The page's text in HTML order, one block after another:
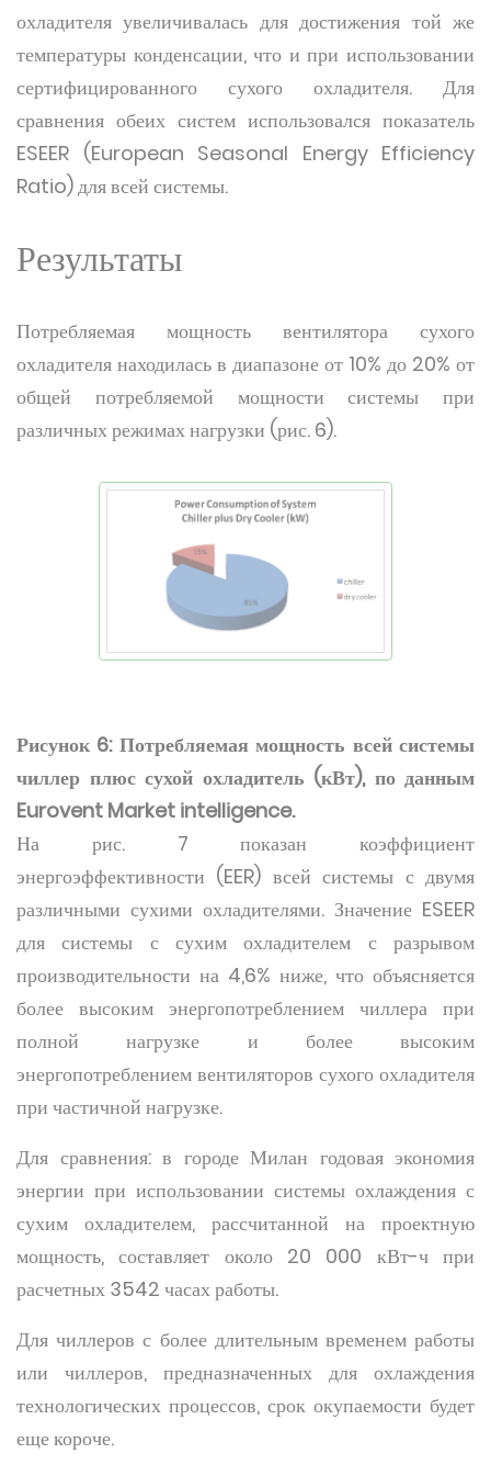
охладителя увеличивалась для достижения той же
температуры конденсации, что и при использовании
сертифицированного сухого охладителя. Для
сравнения обеих систем использовался показатель
ESEER (European Seasonal Energy Efficiency
Ratio) для всей системы.
Результаты
Потребляемая мощность вентилятора сухого
охладителя находилась в диапазоне от 10% до 20% от
общей потребляемой мощности системы при
различных режимах нагрузки (рис. 6).
Рисунок 6: Потребляемая мощность всей системы
чиллер плюс сухой охладитель (кВт), по данным
Eurovent Market intelligence.
На рис. 7 показан коэффициент
энергоэффективности (EER) всей системы с двумя
различными сухими охладителями. Значение ESEER
для системы с сухим охладителем с разрывом
производительности на 4,6% ниже, что объясняется
более высоким энергопотреблением чиллера при
полной нагрузке и более высоким
энергопотреблением вентиляторов сухого охладителя
при частичной нагрузке.
Для сравнения: в городе Милан годовая экономия
энергии при использовании системы охлаждения с
сухим охладителем, рассчитанной на проектную
мощность, составляет около 20 000 кВт-ч при
расчетных 3542 часах работы.
Для чиллеров с более длительным временем работы
или чиллеров, предназначенных для охлаждения
технологических процессов, срок окупаемости будет
еще короче.